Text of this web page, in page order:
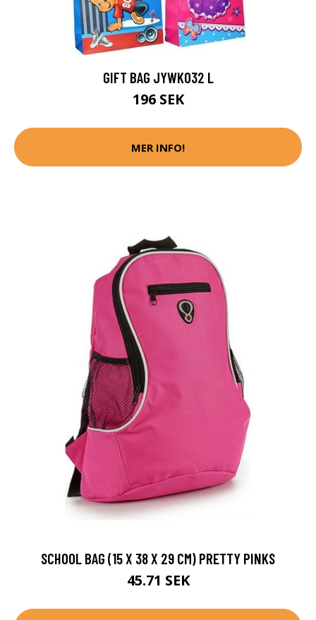
GIFT BAG JYWK032 L
196 SEK
MER INFO!
SCHOOL BAG (15 X 38 X 29 CM) PRETTY PINKS
45.71 SEK